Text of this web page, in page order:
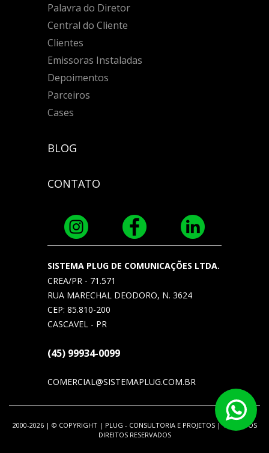
Palavra do Diretor
Central do Cliente
Clientes
Emissoras Instaladas
Depoimentos
Parceiros
Cases
BLOG
CONTATO
SISTEMA PLUG DE COMUNICAÇÕES LTDA.
CREA/PR - 71.571
RUA MARECHAL DEODORO, N. 3624
CEP: 85.810-200
CASCAVEL - PR
(45) 99934-0099
COMERCIAL@SISTEMAPLUG.COM.BR
2000-2026 | © COPYRIGHT | PLUG - CONSULTORIA E PROJETOS | TODOS OS
DIREITOS RESERVADOS